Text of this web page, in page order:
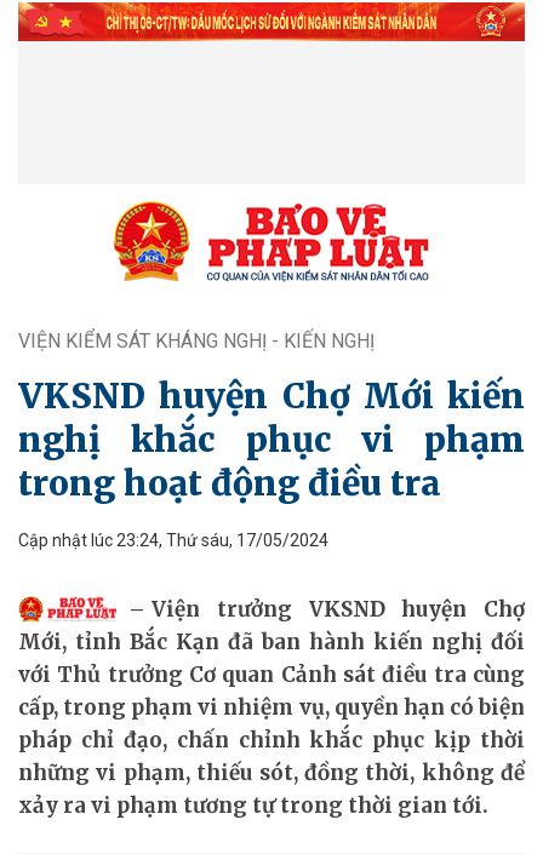
VIỆN KIỂM SÁT KHÁNG NGHỊ - KIẾN NGHỊ
VKSND huyện Chợ Mới kiến
nghị khắc phục vi phạm
trong hoạt động điều tra
Cập nhật lúc 23:24, Thứ sáu, 17/05/2024
Viện trưởng VKSND huyện Chợ
Mới, tỉnh Bắc Kạn đã ban hành kiến nghị đối
với Thủ trưởng Cơ quan Cảnh sát điều tra cùng
cấp, trong phạm vi nhiệm vụ, quyền hạn có biện
pháp chỉ đạo, chấn chỉnh khắc phục kịp thời
những vi phạm, thiếu sót, đồng thời, không để
xảy ra vi phạm tương tự trong thời gian tới.